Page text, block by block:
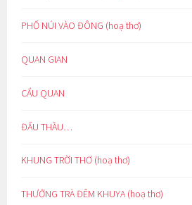
PHỐ NÚI VÀO ĐÔNG (hoạ thơ)
QUAN GIAN
CẨU QUAN
ĐẤU THẦU…
KHUNG TRỜI THƠ (hoạ thơ)
THƯỞNG TRÀ ĐÊM KHUYA (hoạ thơ)